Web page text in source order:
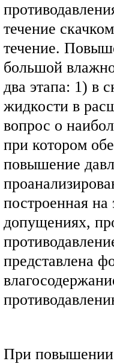
течение
течение.
большой
два этапа: 1) в
жидкости в
вопрос о
при котором
повышение
построенная
допущениях,
представлена
При повышении